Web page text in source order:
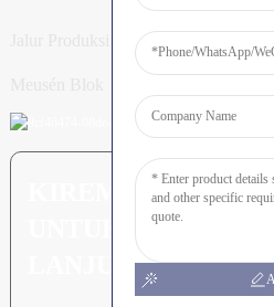
Jalur Produksi Tiang
KIREM
UNTUK